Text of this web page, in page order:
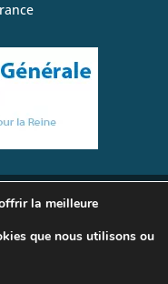
/
Supérieur, du
| Tous
la meilleure
que nous utilisons ou